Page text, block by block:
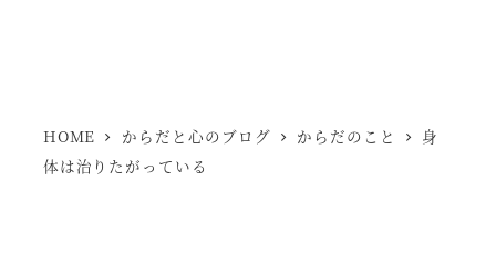
HOME からだと心のブログ からだのこと
身
体は治りたがっている